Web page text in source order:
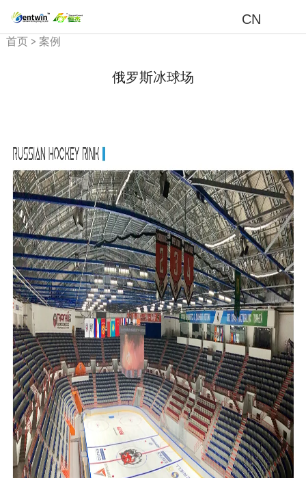
CN
首页 > 案例
俄罗斯冰球场